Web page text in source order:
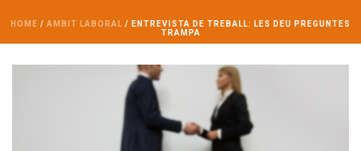
HOME / AMBIT LABORAL / ENTREVISTA DE TREBALL: LES DEU PREGUNTES
TRAMPA